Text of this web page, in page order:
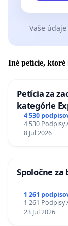
Vaše
Iné petície,
Petícia za
kategórie
stanici
4 530
4 530 Podpisy
8 Jul 2026
Spoločne za
1 261
1 261 Podpisy
23 Jul 2026